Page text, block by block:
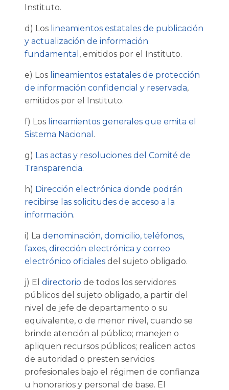
Instituto.
d) Los lineamientos estatales de publicación
y actualización de información
fundamental , emitidos por el Instituto.
e) Los lineamientos estatales de protección
de información confidencial y reservada,
emitidos por el Instituto.
f) Los lineamientos generales que emita el
Sistema Nacional .
g) Las actas y resoluciones del Comité de
Transparencia.
h) Dirección electrónica donde podrán
recibirse las solicitudes de acceso a la
información.
i) La denominación, domicilio, teléfonos,
faxes, dirección electrónica y correo
electrónico oficiales del sujeto obligado.
j) El directorio de todos los servidores
públicos del sujeto obligado, a partir del
nivel de jefe de departamento o su
equivalente, o de menor nivel, cuando se
brinde atención al público; manejen o
apliquen recursos públicos; realicen actos
de autoridad o presten servicios
profesionales bajo el régimen de confianza
u honorarios y personal de base. El